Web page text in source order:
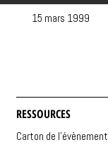
15 mars 1999
RESSOURCES
Carton de l'évènement